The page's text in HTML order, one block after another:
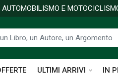
E
ULTIMI ARRIVI IN